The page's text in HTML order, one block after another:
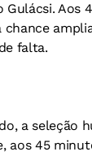
Aos
chance
falta.
a seleção
aos 45